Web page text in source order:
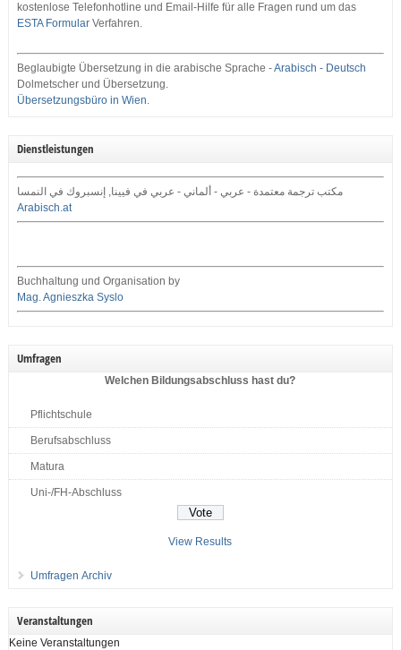
kostenlose Telefonhotline und Email-Hilfe für alle Fragen rund um das
ESTA FormularVerfahren.
Beglaubigte Übersetzung in die arabische Sprache -Arabisch - Deutsch
Dolmetscher und Übersetzung.
Übersetzungsbüro in Wien.
Dienstleistungen
مكتب ترجمة معتمدة - عربي - ألماني - عربي في فيينا, إنسبروك في النمسا
Arabisch.at
Buchhaltung und Organisation by
Mag. Agnieszka Syslo
Umfragen
Welchen Bildungsabschluss hast du?
Pflichtschule
Berufsabschluss
Matura
Uni-/FH-Abschluss
View Results
Umfragen Archiv
Veranstaltungen
Keine Veranstaltungen